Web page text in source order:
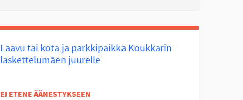
Laavu tai kota ja parkkipaikka Koukkarin
laskettelumäen juurelle
EI ETENE ÄÄNESTYKSEEN